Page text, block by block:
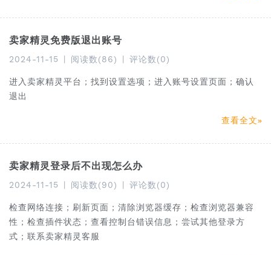
卖家精灵免费版退出账号
2024-11-15 阅读数(86) 评论数(0)
进入卖家精灵平台；找到设置选项；进入账号设置页面；确认
退出
查看全文
卖家精灵登录后不出现怎么办
2024-11-15 阅读数(90) 评论数(0)
检查网络连接；刷新页面；清除浏览器缓存；检查浏览器兼容
性；检查插件状态；查看控制台错误信息；尝试其他登录方
式；联系卖家精灵客服